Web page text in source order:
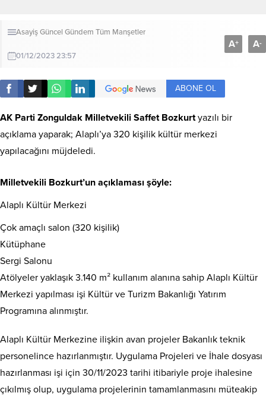
AsayişGüncel Gündem Tüm Manşetler
01/12/2023 23:57
A+ A-
ABONE OL
AK Parti Zonguldak Milletvekili Saffet Bozkurtyazılı bir
açıklama yaparak; Alaplı’ya 320 kişilik kültür merkezi
yapılacağını müjdeledi.
Milletvekili Bozkurt’un açıklaması şöyle:
Alaplı Kültür Merkezi
Çok amaçlı salon (320 kişilik)
Kütüphane
Sergi Salonu
Atölyeler yaklaşık 3.140 m² kullanım alanına sahip Alaplı Kültür
Merkezi yapılması işi Kültür ve Turizm Bakanlığı Yatırım
Programına alınmıştır.
Alaplı Kültür Merkezine ilişkin avan projeler Bakanlık teknik
personelince hazırlanmıştır. Uygulama Projeleri ve İhale dosyası
hazırlanması işi için 30/11/2023 tarihi itibariyle proje ihalesine
çıkılmış olup, uygulama projelerinin tamamlanmasını müteakip